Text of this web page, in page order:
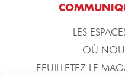
LES
OÙ
FEUILLETEZ LE